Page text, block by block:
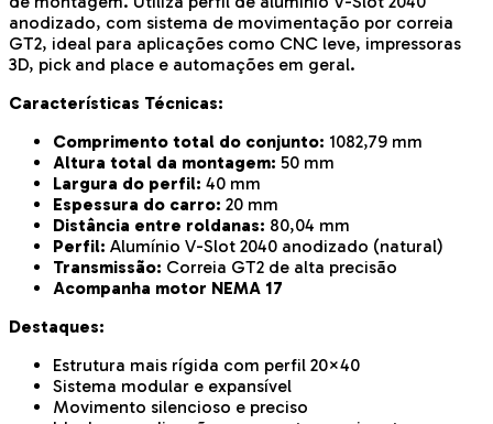
anodizado, com sistema de movimentação por correia
GT2, ideal para aplicações como CNC leve, impressoras
3D, pick and place e automações em geral.
Características Técnicas:
Comprimento total do conjunto: 1082,79 mm
Altura total da montagem: 50 mm
Largura do perfil: 40 mm
Espessura do carro: 20 mm
Distância entre roldanas: 80,04 mm
Perfil: Alumínio V-Slot 2040 anodizado (natural)
Transmissão: Correia GT2 de alta precisão
Acompanha motor NEMA 17
Destaques:
Estrutura mais rígida com perfil 20×40
Sistema modular e expansível
Movimento silencioso e preciso